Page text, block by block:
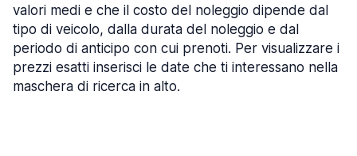
valori medi e che il costo del noleggio dipende dal
tipo di veicolo, dalla durata del noleggio e dal
periodo di anticipo con cui prenoti. Per visualizzare i
prezzi esatti inserisci le date che ti interessano nella
maschera di ricerca in alto.